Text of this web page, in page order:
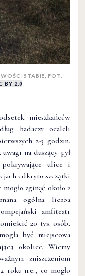
STABIE, FOT.
BY 2.0
mieszkańców
badaczy ocaleli
2-3 godzin.
na duszący pył
ulice i
odkryto szczątki
zginąć około 2
ogólna liczba
amfiteatr
20 tys. osób,
być miejscowa
okolice. Wiemy
zniszczeniom
roku n.e., co mogło